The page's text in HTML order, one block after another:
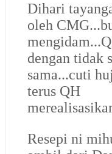
Dihari
oleh
dengan tidak
sama...cuti
terus QH
Resepi ni